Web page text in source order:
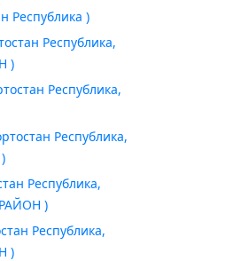
Республика )
Республика,
)
Республика,
Республика,
Республика,
)
Республика,
)